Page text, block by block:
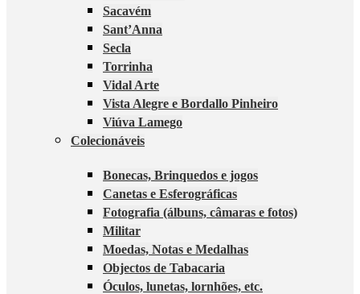
Sacavém
Sant’Anna
Secla
Torrinha
Vidal Arte
Vista Alegre e Bordallo Pinheiro
Viúva Lamego
Colecionáveis
Bonecas, Brinquedos e jogos
Canetas e Esferográficas
Fotografia (álbuns, câmaras e fotos)
Militar
Moedas, Notas e Medalhas
Objectos de Tabacaria
Óculos, lunetas, lornhões, etc.